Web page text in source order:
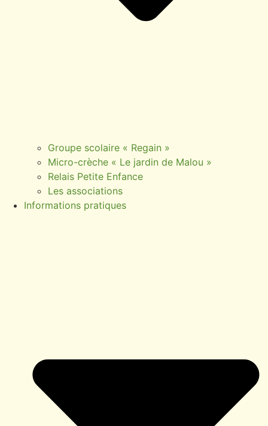
Groupe scolaire « Regain »
Micro-crèche « Le jardin de Malou »
Relais Petite Enfance
Les associations
Informations pratiques